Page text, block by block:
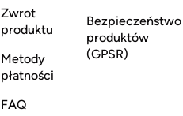
Zwrot
produktu
Metody
płatności
FAQ
Bezpieczeństwo
produktów
(GPSR)